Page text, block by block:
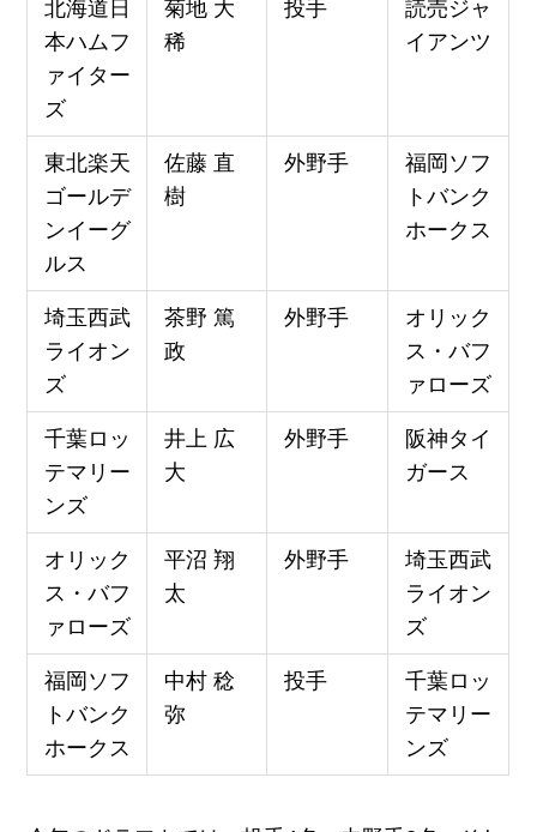
北海道日
本ハムフ
ァイター
ズ
菊地 大
稀
投手
読売ジャ
イアンツ
東北楽天
ゴールデ
ンイーグ
ルス
佐藤 直
樹
外野手
福岡ソフ
トバンク
ホークス
埼玉西武
ライオン
ズ
茶野 篤
政
外野手
オリック
ス・バフ
ァローズ
千葉ロッ
テマリー
ンズ
井上 広
大
外野手
阪神タイ
ガース
オリック
ス・バフ
ァローズ
平沼 翔
太
外野手
埼玉西武
ライオン
ズ
福岡ソフ
トバンク
ホークス
中村 稔
弥
投手
千葉ロッ
テマリー
ンズ